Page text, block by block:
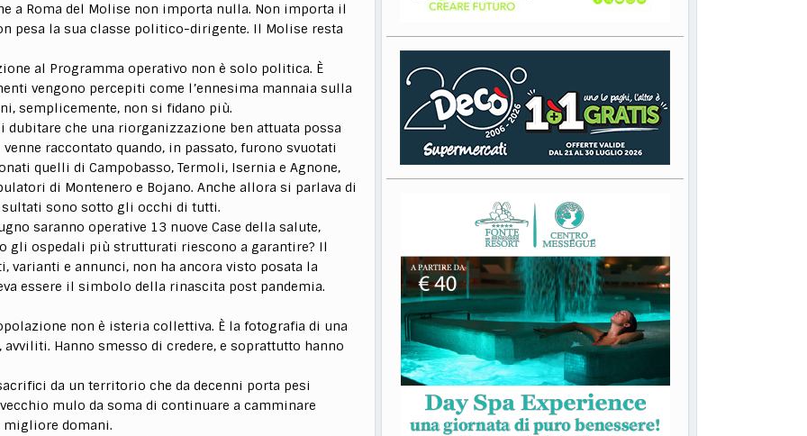
a Roma del Molise non importa nulla. Non importa il
pesa la sua classe politico-dirigente. Il Molise resta
al Programma operativo non è solo politica. È
vengono percepiti come l’ennesima mannaia sulla
semplicemente, non si fidano più.
dubitare che una riorganizzazione ben attuata possa
raccontato quando, in passato, furono svuotati
quelli di Campobasso, Termoli, Isernia e Agnone,
di Montenero e Bojano. Anche allora si parlava di
sono sotto gli occhi di tutti.
saranno operative 13 nuove Case della salute,
gli ospedali più strutturati riescono a garantire? Il
varianti e annunci, non ha ancora visto posata la
essere il simbolo della rinascita post pandemia.
non è isteria collettiva. È la fotografia di una
Hanno smesso di credere, e soprattutto hanno
da un territorio che da decenni porta pesi
mulo da soma di continuare a camminare
migliore domani.